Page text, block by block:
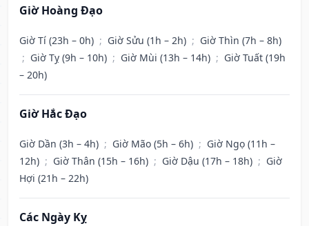
Giờ Hoàng Đạo
Giờ Tí (23h – 0h) ; Giờ Sửu (1h – 2h) ; Giờ Thìn (7h – 8h)
; Giờ Tỵ (9h – 10h) ; Giờ Mùi (13h – 14h) ; Giờ Tuất (19h
– 20h)
Giờ Hắc Đạo
Giờ Dần (3h – 4h) ; Giờ Mão (5h – 6h) ; Giờ Ngọ (11h –
12h) ; Giờ Thân (15h – 16h) ; Giờ Dậu (17h – 18h) ; Giờ
Hợi (21h – 22h)
Các Ngày Kỵ